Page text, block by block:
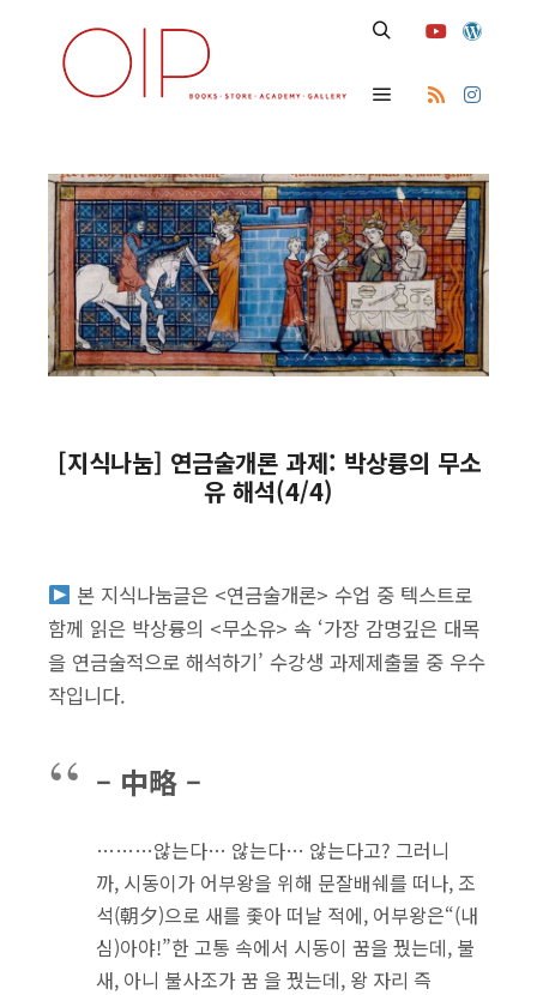
[지식나눔] 연금술개론 과제: 박상륭의 무소
유 해석(4/4)
본 지식나눔글은 <연금술개론> 수업 중 텍스트로
함께 읽은 박상륭의 <무소유> 속 ‘가장 감명깊은 대목
을 연금술적으로 해석하기’ 수강생 과제제출물 중 우수
작입니다.
– 中略 –
………않는다… 않는다… 않는다고? 그러니
까, 시동이가 어부왕을 위해 문잘배쉐를 떠나, 조
석(朝夕)으로 새를 좇아 떠날 적에, 어부왕은“(내
심)아야!”한 고통 속에서 시동이 꿈을 꿨는데, 불
새, 아니 불사조가 꿈 을 꿨는데, 왕 자리 즉